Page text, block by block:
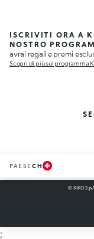
ISCRIVITI ORA A
NOSTRO
avrai regali e premi
Scopri di più sul programma
PAESE CH
© KIKO
;